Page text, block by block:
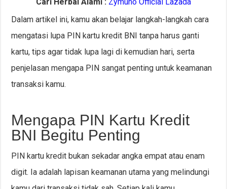
Dalam artikel ini, kamu akan belajar langkah-langkah cara
mengatasi lupa PIN kartu kredit BNI tanpa harus ganti
kartu, tips agar tidak lupa lagi di kemudian hari, serta
penjelasan mengapa PIN sangat penting untuk keamanan
transaksi kamu.
Mengapa PIN Kartu Kredit
BNI Begitu Penting
PIN kartu kredit bukan sekadar angka empat atau enam
digit. Ia adalah lapisan keamanan utama yang melindungi